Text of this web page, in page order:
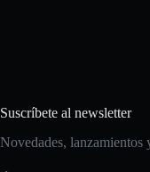
Suscríbete al newsletter
Novedades, lanzamientos